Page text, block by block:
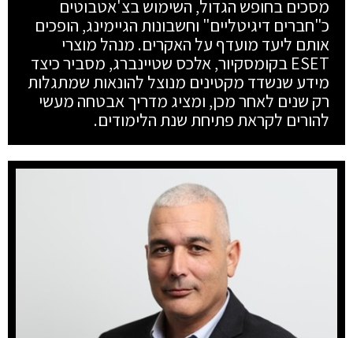
מסכים בחופש הגדול, השימוש בצ'אטבוטים
כ"חברים דיגיטליים" וחשבונות הגיימינג, הופכים
אותם ליעד מועדף על האקרים. מנהל מוצרי
ESET בקומסקיור, אלכס שטיינברג, מסביר כיצד
מידע שנשדד מקטינים מנוצל להונאות שמתגלות
רק שנים לאחר מכן, ומציג מדריך אבטחה מעשי
להורים לקראת פתיחת שנת הלימודים.